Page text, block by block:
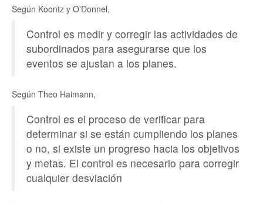
Según Koontz y O'Donnel,
Control es medir y corregir las actividades de
subordinados para asegurarse que los
eventos se ajustan a los planes.
Según Theo Haimann,
Control es el proceso de verificar para
determinar si se están cumpliendo los planes
o no, si existe un progreso hacia los objetivos
y metas. El control es necesario para corregir
cualquier desviación